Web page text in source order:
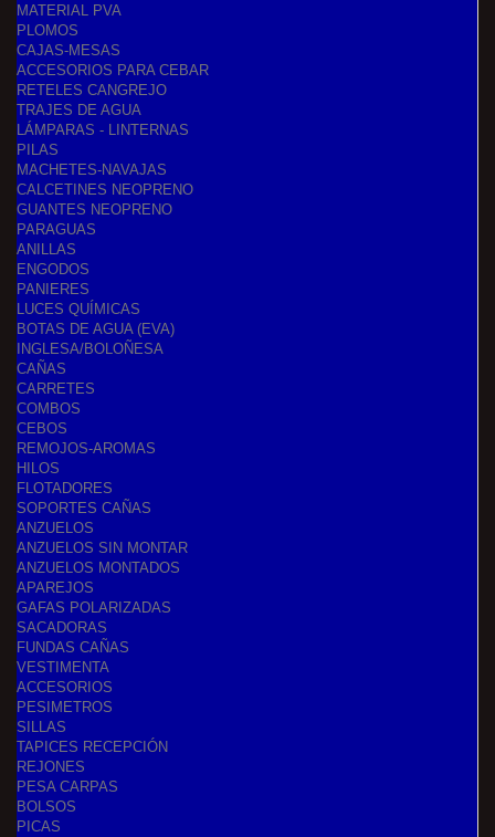
MATERIAL PVA
PLOMOS
CAJAS-MESAS
ACCESORIOS PARA CEBAR
RETELES CANGREJO
TRAJES DE AGUA
LÁMPARAS - LINTERNAS
PILAS
MACHETES-NAVAJAS
CALCETINES NEOPRENO
GUANTES NEOPRENO
PARAGUAS
ANILLAS
ENGODOS
PANIERES
LUCES QUÍMICAS
BOTAS DE AGUA (EVA)
INGLESA/BOLOÑESA
CAÑAS
CARRETES
COMBOS
CEBOS
REMOJOS-AROMAS
HILOS
FLOTADORES
SOPORTES CAÑAS
ANZUELOS
ANZUELOS SIN MONTAR
ANZUELOS MONTADOS
APAREJOS
GAFAS POLARIZADAS
SACADORAS
FUNDAS CAÑAS
VESTIMENTA
ACCESORIOS
PESIMETROS
SILLAS
TAPICES RECEPCIÓN
REJONES
PESA CARPAS
BOLSOS
PICAS